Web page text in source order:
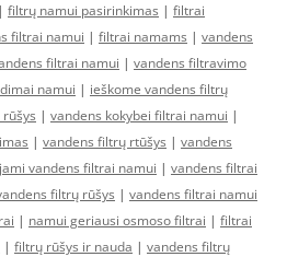
| filtrų namui pasirinkimas | filtrai
filtrai namui | filtrai namams | vandens
filtrai namui | vandens filtravimo
namui | ieškome vandens filtrų
| vandens kokybei filtrai namui |
| vandens filtrų rtūšys | vandens
vandens filtrai namui | vandens filtrai
filtrų rūšys | vandens filtrai namui
| namui geriausi osmoso filtrai | filtrai
| filtrų rūšys ir nauda | vandens filtrų